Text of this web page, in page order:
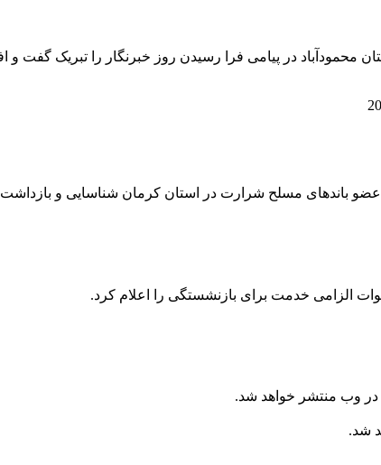
محمودآباد در پیامی فرا رسیدن روز خبرنگار را تبریک گفت و
الزامی خدمت برای بازنشستگی را اعلام کرد.
در وب منتشر خواهد شد.
شد.